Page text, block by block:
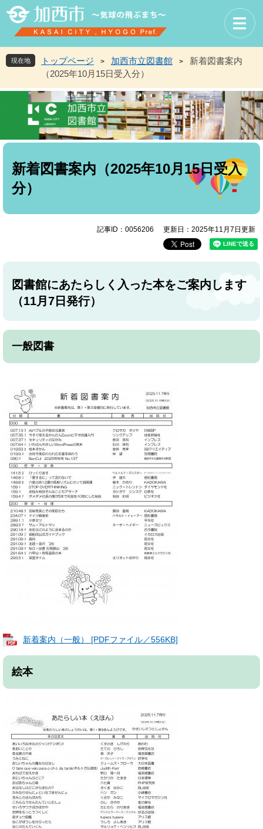
先
頭
す
を
飛
し
へ
現在地 トップページ > 加西市立図書館 >
新着図書案内
（2025年10月15日受入分）
本
新着図書案内（2025年10月15日受入
分）
記事ID：0056206 更新日：2025年11月7日更新
図書館にあたらしく入った本をご案内します
（11月7日発行）
一般図書
新着案内（一般） [PDFファイル／556KB]
絵本